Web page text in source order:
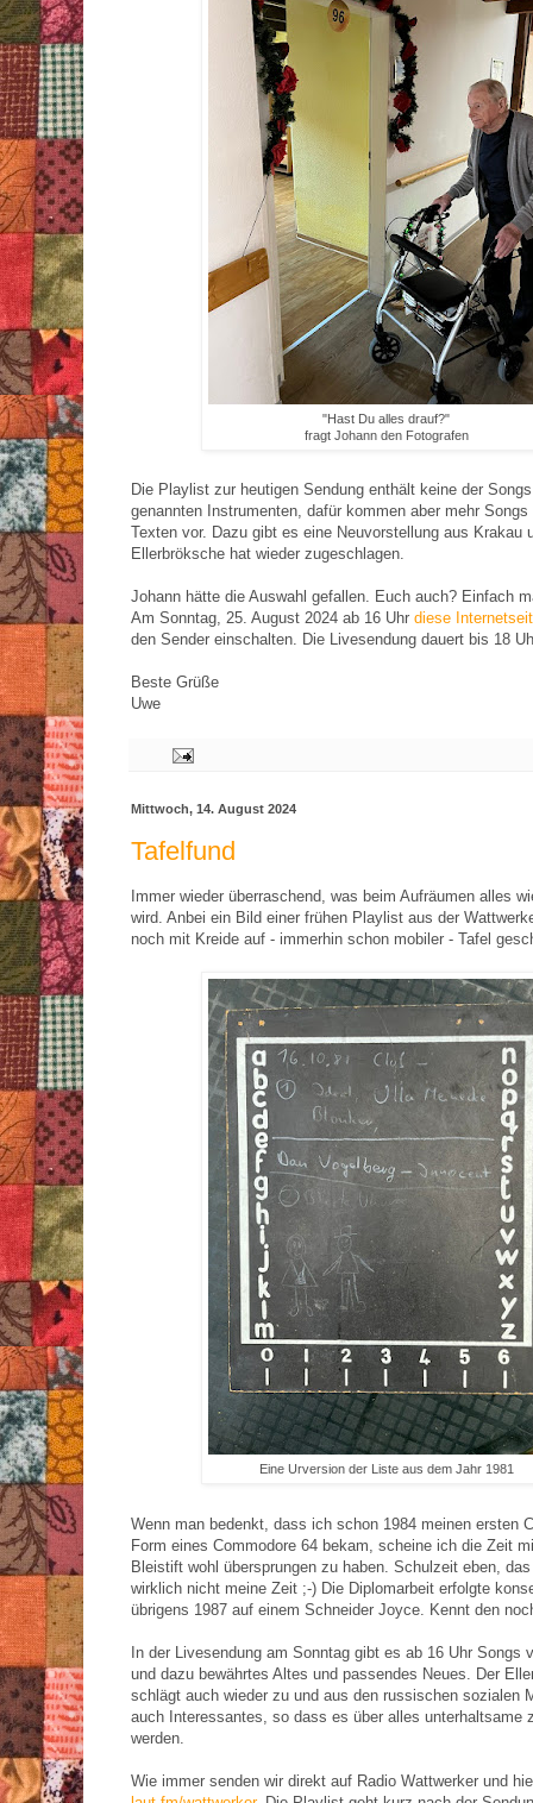
"Hast Du alles drauf?"
fragt Johann den Fotografen
Die Playlist zur heutigen Sendung enthält keine der
genannten Instrumenten, dafür kommen aber mehr
Texten vor. Dazu gibt es eine Neuvorstellung aus Krakau
Ellerbröksche hat wieder zugeschlagen.
Johann hätte die Auswahl gefallen. Euch auch? Einfach
Am Sonntag, 25. August 2024 ab 16 Uhr diese
den Sender einschalten. Die Livesendung dauert bis 18
Beste Grüße
Uwe
Mittwoch, 14. August 2024
Tafelfund
Immer wieder überraschend, was beim Aufräumen alles
wird. Anbei ein Bild einer frühen Playlist aus der
noch mit Kreide auf - immerhin schon mobiler - Tafel
Eine Urversion der Liste aus dem Jahr 1981
Wenn man bedenkt, dass ich schon 1984 meinen ersten
Form eines Commodore 64 bekam, scheine ich die Zeit
Bleistift wohl übersprungen zu haben. Schulzeit eben,
wirklich nicht meine Zeit ;-) Die Diplomarbeit erfolgte
übrigens 1987 auf einem Schneider Joyce. Kennt den
In der Livesendung am Sonntag gibt es ab 16 Uhr Songs
und dazu bewährtes Altes und passendes Neues. Der
schlägt auch wieder zu und aus den russischen sozialen
auch Interessantes, so dass es über alles unterhaltsame
werden.
Wie immer senden wir direkt auf Radio Wattwerker und